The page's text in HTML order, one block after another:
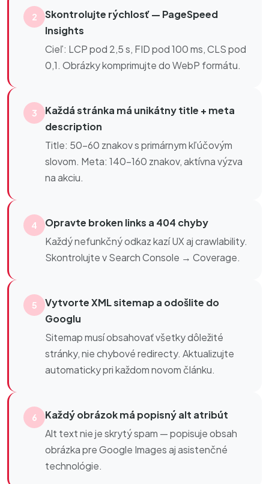
2
Skontrolujte rýchlosť — PageSpeed
Insights
Cieľ: LCP pod 2,5 s, FID pod 100 ms, CLS pod
0,1. Obrázky komprimujte do WebP formátu.
3
Každá stránka má unikátny title + meta
description
Title: 50–60 znakov s primárnym kľúčovým
slovom. Meta: 140–160 znakov, aktívna výzva
na akciu.
4
Opravte broken links a 404 chyby
Každý nefunkčný odkaz kazí UX aj crawlability.
Skontrolujte v Search Console → Coverage.
5
Vytvorte XML sitemap a odošlite do
Googlu
Sitemap musí obsahovať všetky dôležité
stránky, nie chybové redirecty. Aktualizujte
automaticky pri každom novom článku.
6
Každý obrázok má popisný alt atribút
Alt text nie je skrytý spam — popisuje obsah
obrázka pre Google Images aj asistenčné
technológie.